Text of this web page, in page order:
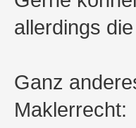
allerdings
Ganz
Maklerrecht: